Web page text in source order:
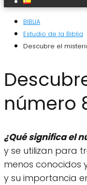
BIBLIA
Estudio de la Biblia
Descubre el
número
¿Qué significa el
y se utilizan para
menos conocidos
y su importancia